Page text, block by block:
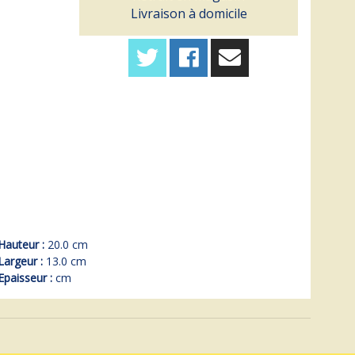
Livraison à domicile
: 20.0 cm
: 13.0 cm
: cm